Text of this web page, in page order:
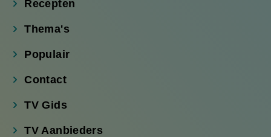
Recepten
Thema's
Populair
Contact
TV Gids
TV Aanbieders